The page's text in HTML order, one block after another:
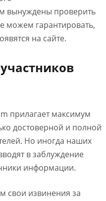
вынуждены проверить
можем гарантировать,
на сайте.
прилагает максимум
достоверной и полной
Но иногда наших
в заблуждение
информации.
свои извинения за